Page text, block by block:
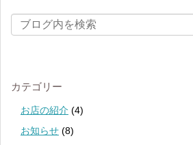
カテゴリー
お店の紹介 (4)
お知らせ (8)